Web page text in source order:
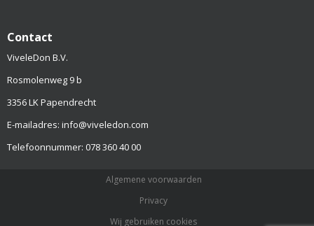
Contact
ViveleDon B.V.
Rosmolenweg 9 b
3356 LK Papendrecht
E-mailadres: info@viveledon.com
Telefoonnummer: 078 360 40 00
Algemene voorwaarden
Privacy
Wij gebruiken cookies